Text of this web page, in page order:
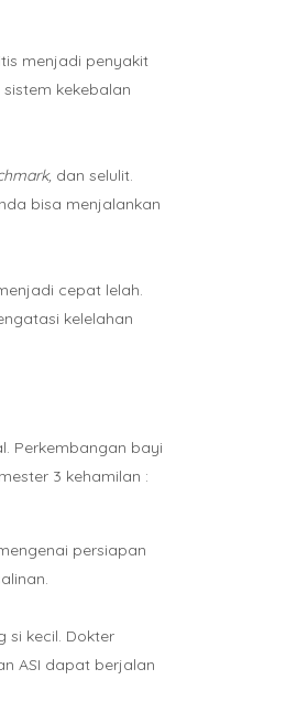
menjadi penyakit
kekebalan
dan selulit.
bisa menjalankan
cepat lelah.
kelelahan
Perkembangan bayi
3 kehamilan :
persiapan
si kecil. Dokter
ASI dapat berjalan